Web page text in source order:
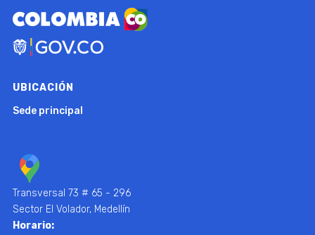
UBICACIÓN
Sede principal
Transversal 73 # 65 - 296
Sector El Volador, Medellín
Horario: